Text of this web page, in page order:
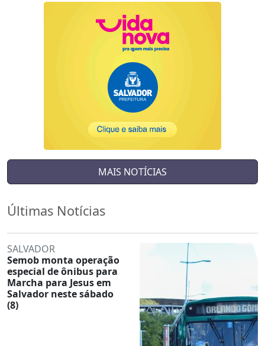
MAIS NOTÍCIAS
Últimas Notícias
SALVADOR
Semob monta operação
especial de ônibus para
Marcha para Jesus em
Salvador neste sábado
(8)